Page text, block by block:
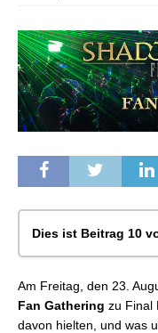
Dies ist Beitrag 10
Gamescom 2019:
Gamescom 2019:
und Banri Oda
Am Freitag, den 23.
Fan Gathering zu Final
davon hielten, und was